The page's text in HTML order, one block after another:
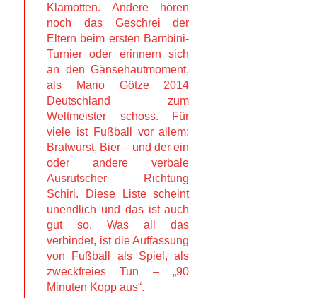
Klamotten. Andere hören
noch das Geschrei der
Eltern beim ersten Bambini-
Turnier oder erinnern sich
an den Gänsehautmoment,
als Mario Götze 2014
Deutschland zum
Weltmeister schoss. Für
viele ist Fußball vor allem:
Bratwurst, Bier – und der ein
oder andere verbale
Ausrutscher Richtung
Schiri. Diese Liste scheint
unendlich und das ist auch
gut so. Was all das
verbindet, ist die Auffassung
von Fußball als Spiel, als
zweckfreies Tun – „90
Minuten Kopp aus“.